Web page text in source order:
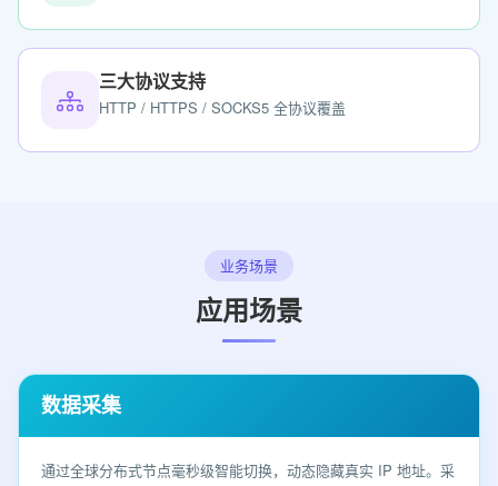
三大协议支持
HTTP / HTTPS / SOCKS5 全协议覆盖
业务场景
应用场景
数据采集
通过全球分布式节点毫秒级智能切换，动态隐藏真实 IP 地址。采